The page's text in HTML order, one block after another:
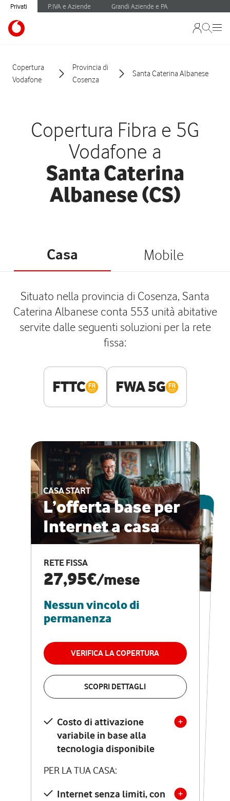
Privati P.IVA e Aziende Grandi Aziende e PA
Copertura
Vodafone
Provincia di
Cosenza
Santa Caterina Albanese
Copertura Fibra e 5G
Vodafone a
Santa Caterina
Albanese (CS)
Casa Mobile
Situato nella provincia di Cosenza, Santa
Caterina Albanese conta 553 unità abitative
servite dalle seguenti soluzioni per la rete
fissa:
FTTC FWA 5G
CASA START
L’offerta base per
Internet a casa
RETE FISSA
27,95€/mese
Nessun vincolo di
permanenza
VERIFICA LA COPERTURA
SCOPRI DETTAGLI
Costo di attivazione
variabile in base alla
tecnologia disponibile
PER LA TUA CASA:
Internet senza limiti, con
ESCLUSIVA ONLINE
CASA PRO
Internet veloce e
vantaggi speciali
RETE FISSA + VODAFONE CLUB
29,95€
permanenza
VERIFICA LA COPERTURA
Costo di attivazione
variabile in base alla
tecnologia disponibile
PER LA TUA CASA:
Internet senza limiti, con
la migliore tecnologia